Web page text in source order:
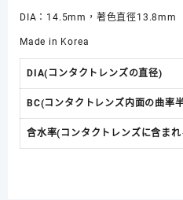
Purple
數
DIA：14.5mm，著色直徑13.8mm
Made in Korea
DIA(コンタクトレンズの直径)
BC(コンタクトレンズ内面の曲率
含水率(コンタクトレンズに含ま